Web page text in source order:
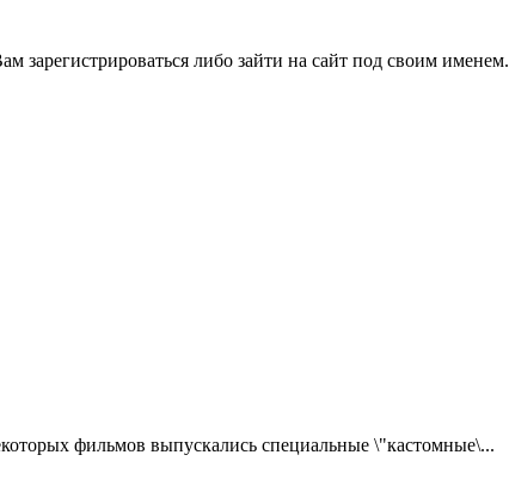
зарегистрироваться либо зайти на сайт под своим именем.
фильмов выпускались специальные \"кастомные\...